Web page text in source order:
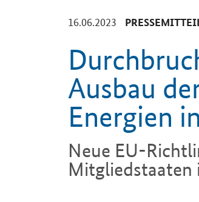
16.06.2023 -
Ausbau
Energien
Neue EU-
Mitgliedstaaten